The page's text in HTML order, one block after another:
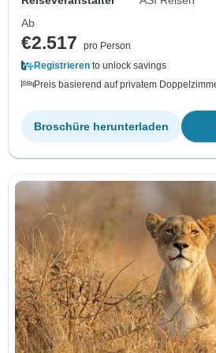
Ab
€2.517
pro Person
Registrieren to unlock savings
Preis basierend auf privatem
Broschüre herunterladen